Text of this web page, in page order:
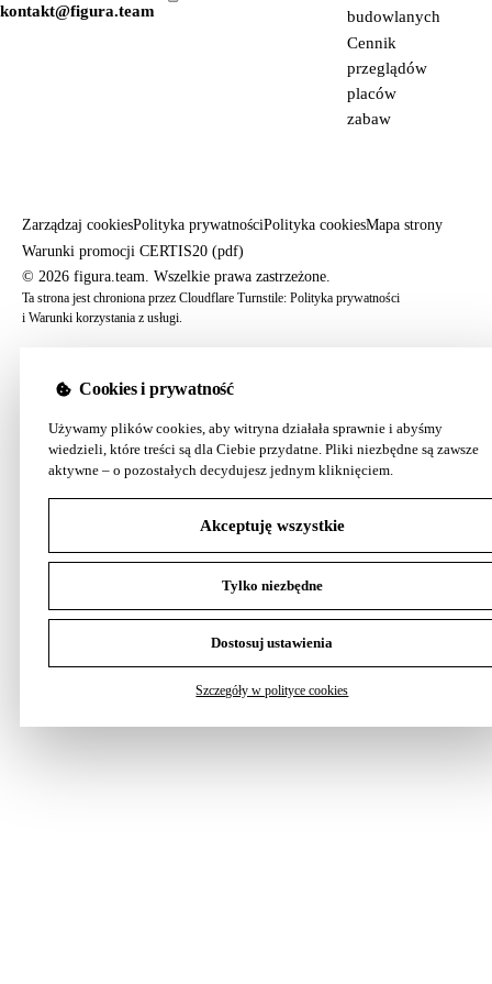
kontakt@figura.team
budowlanych
Cennik
przeglądów
placów
zabaw
Zarządzaj cookiesPolityka prywatnościPolityka cookiesMapa strony
Warunki promocji CERTIS20 (pdf)
© 2026 figura.team. Wszelkie prawa zastrzeżone.
Ta strona jest chroniona przez Cloudflare Turnstile: Polityka prywatności
i Warunki korzystania z usługi.
Cookies i prywatność
Używamy plików cookies, aby witryna działała sprawnie i abyśmy
wiedzieli, które treści są dla Ciebie przydatne. Pliki niezbędne są zawsze
aktywne – o pozostałych decydujesz jednym kliknięciem.
Akceptuję wszystkie
Tylko niezbędne
Dostosuj ustawienia
Szczegóły w polityce cookies